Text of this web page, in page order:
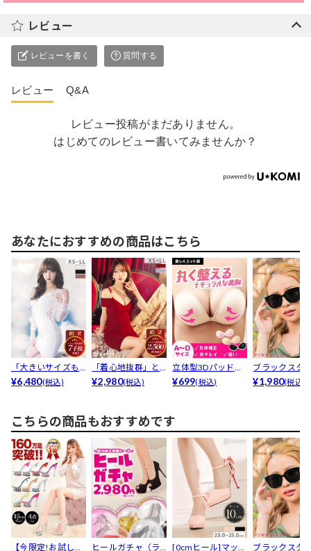
レビュー
レビューを書く 質問する
レビュー Q&A
レビュー投稿がまだありません。
はじめてのレビュー書いてみませんか？
あなたにおすすめの商品はこちら
「大きいサイズも
安い!」と大好評★
¥6,480(税込)
「着心地抜群」と
高レビュー【累計2
¥2,980(税込)
立体型3Dパッド付
きヌードブラ
¥699(税込)
ブラックスタ
サングラス
¥1,980(税込)
こちらの商品もおすすめです
【今限定!お試し価
ヒールガチャ（ラ
[0cmヒール]マット
ブラックスタ